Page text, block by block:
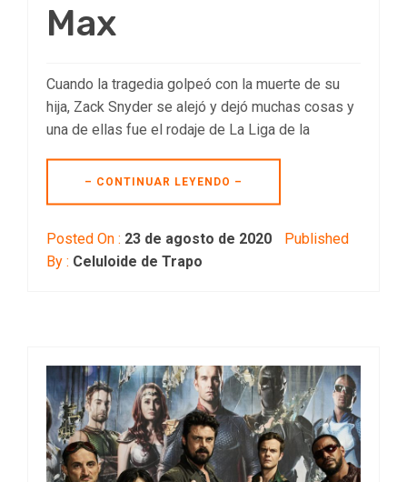
Max
Cuando la tragedia golpeó con la muerte de su
hija, Zack Snyder se alejó y dejó muchas cosas y
una de ellas fue el rodaje de La Liga de la
– CONTINUAR LEYENDO –
Posted On : 23 de agosto de 2020
Published
By : Celuloide de Trapo